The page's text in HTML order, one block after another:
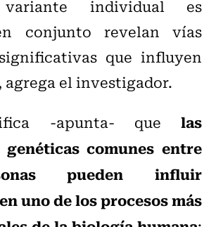
variante individual es
conjunto revelan vías
que influyen
agrega el investigador.
-apunta- que las
comunes entre
pueden influir
uno de los procesos más